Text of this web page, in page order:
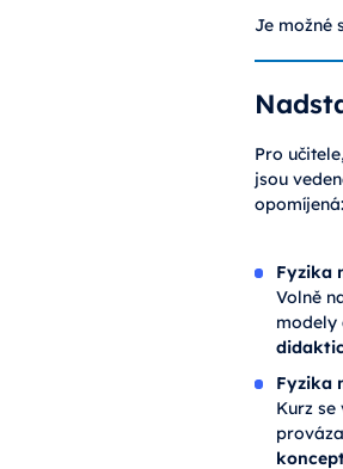
Je možné
Pro
jsou
opomíjená:
Fyzika
Volně
modely
Fyzika
Kurz